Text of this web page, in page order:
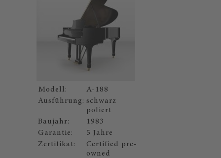
Modell:
A-188
Ausführung: schwarz
poliert
Baujahr:
1983
Garantie:
5 Jahre
Zertifikat:
Certified pre-
owned